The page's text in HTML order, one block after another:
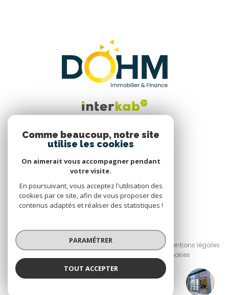
DOHM Le Puy en Velay
Nous suivre
© 2026 | Tous droits réservés
Nos honoraires
Nos partenaires
Mentions légales
Cookies
Comme beaucoup, notre site
utilise les cookies
On aimerait vous accompagner pendant
votre visite.
En poursuivant, vous acceptez l'utilisation des
cookies par ce site, afin de vous proposer des
contenus adaptés et réaliser des statistiques !
PARAMÉTRER
TOUT ACCEPTER